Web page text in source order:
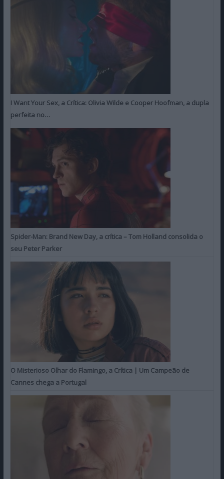
I Want Your Sex, a Crítica: Olivia Wilde e Cooper Hoofman, a dupla
perfeita no…
Spider-Man: Brand New Day, a crítica – Tom Holland consolida o
seu Peter Parker
O Misterioso Olhar do Flamingo, a Crítica | Um Campeão de
Cannes chega a Portugal